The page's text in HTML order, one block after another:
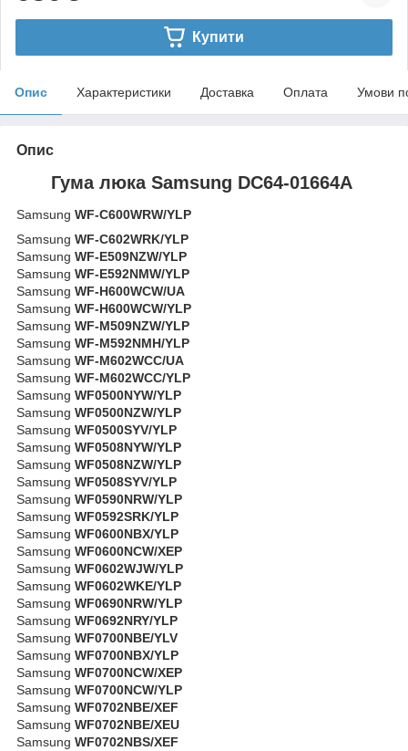
Купити
Опис Характеристики Доставка Оплата Умови
Опис
Гума люка Samsung DC64-01664A
Samsung WF-C600WRW/YLP
Samsung WF-C602WRK/YLP
Samsung WF-E509NZW/YLP
Samsung WF-E592NMW/YLP
Samsung WF-H600WCW/UA
Samsung WF-H600WCW/YLP
Samsung WF-M509NZW/YLP
Samsung WF-M592NMH/YLP
Samsung WF-M602WCC/UA
Samsung WF-M602WCC/YLP
Samsung WF0500NYW/YLP
Samsung WF0500NZW/YLP
Samsung WF0500SYV/YLP
Samsung WF0508NYW/YLP
Samsung WF0508NZW/YLP
Samsung WF0508SYV/YLP
Samsung WF0590NRW/YLP
Samsung WF0592SRK/YLP
Samsung WF0600NBX/YLP
Samsung WF0600NCW/XEP
Samsung WF0602WJW/YLP
Samsung WF0602WKE/YLP
Samsung WF0690NRW/YLP
Samsung WF0692NRY/YLP
Samsung WF0700NBE/YLV
Samsung WF0700NBX/YLP
Samsung WF0700NCW/XEP
Samsung WF0700NCW/YLP
Samsung WF0702NBE/XEF
Samsung WF0702NBE/XEU
Samsung WF0702NBS/XEF